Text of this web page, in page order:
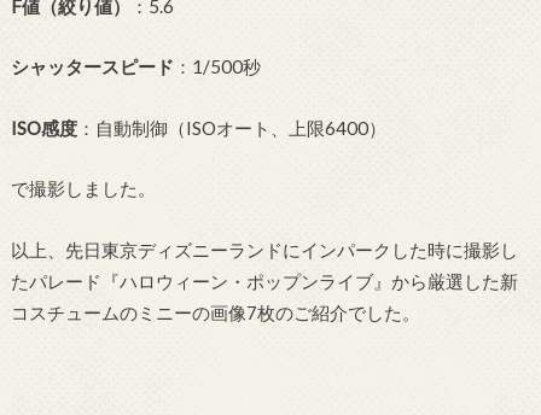
F値（絞り値） ：5.6
シャッタースピード ：1/500秒
ISO感度：自動制御（ISOオート、上限6400）
で撮影しました。
以上、先日東京ディズニーランドにインパークした時に撮影し
たパレード『ハロウィーン・ポップンライブ』から厳選した新
コスチュームのミニーの画像7枚のご紹介でした。